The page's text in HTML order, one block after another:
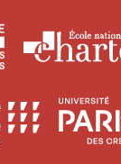
École
des
étudesUniversité
Sorbonne